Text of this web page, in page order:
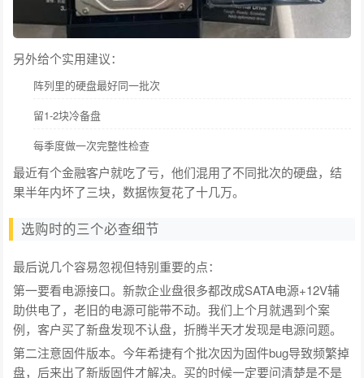
另外给个实用建议：
阵列里的硬盘最好同一批次
留1-2块冷备盘
每季度做一次完整性检查
最近有个金融客户就吃了亏，他们混用了不同批次的硬盘，结
果半年内坏了三块，数据恢复花了十几万。
选购时的三个必查细节
最后说几个容易忽视但特别重要的点：
第一要看电源接口。新款企业盘很多都改成SATA电源+12V辅
助供电了，老旧的电源可能带不动。我们上个月就遇到个案
例，客户买了新盘发现不认盘，折腾半天才发现是电源问题。
第二注意固件版本。今年希捷有个批次因为固件bug导致频繁掉
盘，后来出了新版固件才解决。买的时候一定要问清楚是不是